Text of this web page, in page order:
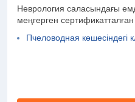
Неврология саласындағы
меңгерген
Пчеловодная көшесіндегі